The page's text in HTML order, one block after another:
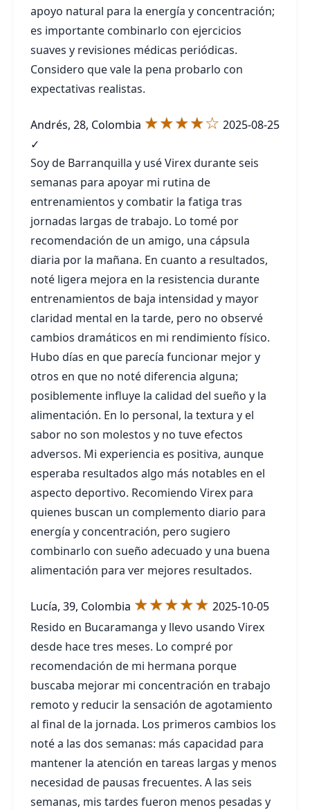
apoyo natural para la energía y concentración;
es importante combinarlo con ejercicios
suaves y revisiones médicas periódicas.
Considero que vale la pena probarlo con
expectativas realistas.
Andrés, 28, Colombia ★★★★☆ 2025-08-25
✓
Soy de Barranquilla y usé Virex durante seis
semanas para apoyar mi rutina de
entrenamientos y combatir la fatiga tras
jornadas largas de trabajo. Lo tomé por
recomendación de un amigo, una cápsula
diaria por la mañana. En cuanto a resultados,
noté ligera mejora en la resistencia durante
entrenamientos de baja intensidad y mayor
claridad mental en la tarde, pero no observé
cambios dramáticos en mi rendimiento físico.
Hubo días en que parecía funcionar mejor y
otros en que no noté diferencia alguna;
posiblemente influye la calidad del sueño y la
alimentación. En lo personal, la textura y el
sabor no son molestos y no tuve efectos
adversos. Mi experiencia es positiva, aunque
esperaba resultados algo más notables en el
aspecto deportivo. Recomiendo Virex para
quienes buscan un complemento diario para
energía y concentración, pero sugiero
combinarlo con sueño adecuado y una buena
alimentación para ver mejores resultados.
Lucía, 39, Colombia ★★★★★ 2025-10-05
Resido en Bucaramanga y llevo usando Virex
desde hace tres meses. Lo compré por
recomendación de mi hermana porque
buscaba mejorar mi concentración en trabajo
remoto y reducir la sensación de agotamiento
al final de la jornada. Los primeros cambios los
noté a las dos semanas: más capacidad para
mantener la atención en tareas largas y menos
necesidad de pausas frecuentes. A las seis
semanas, mis tardes fueron menos pesadas y